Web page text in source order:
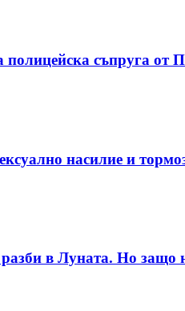
полицейска съпруга от
насилие и
в Луната. Но защо